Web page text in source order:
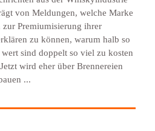
von Meldungen, welche Marke
zur Premiumisierung ihrer
zu können, warum halb so
sind doppelt so viel zu kosten
wird eher über Brennereien
...